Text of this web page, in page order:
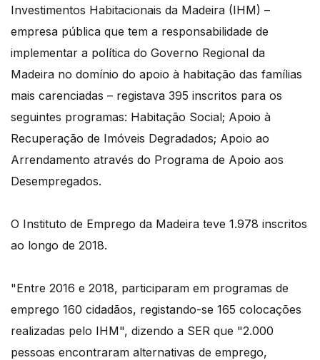
Investimentos Habitacionais da Madeira (IHM) –
empresa pública que tem a responsabilidade de
implementar a política do Governo Regional da
Madeira no domínio do apoio à habitação das famílias
mais carenciadas – registava 395 inscritos para os
seguintes programas: Habitação Social; Apoio à
Recuperação de Imóveis Degradados; Apoio ao
Arrendamento através do Programa de Apoio aos
Desempregados.
O Instituto de Emprego da Madeira teve 1.978 inscritos
ao longo de 2018.
"Entre 2016 e 2018, participaram em programas de
emprego 160 cidadãos, registando-se 165 colocações
realizadas pelo IHM", dizendo a SER que "2.000
pessoas encontraram alternativas de emprego,